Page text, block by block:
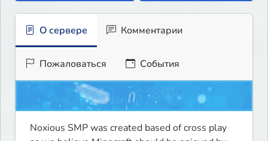
О сервере Комментарии
Пожаловаться События
Noxious SMP was created based of cross play